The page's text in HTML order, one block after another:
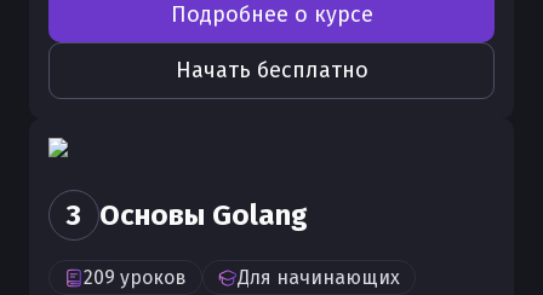
Начать бесплатно
Подробнее о курсе
3 Основы Golang
209 уроков Для начинающих